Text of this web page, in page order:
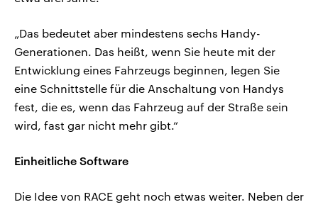
„Das bedeutet aber mindestens sechs Handy-
Generationen. Das heißt, wenn Sie heute mit der
Entwicklung eines Fahrzeugs beginnen, legen Sie
eine Schnittstelle für die Anschaltung von Handys
fest, die es, wenn das Fahrzeug auf der Straße sein
wird, fast gar nicht mehr gibt.“
Einheitliche Software
Die Idee von RACE geht noch etwas weiter. Neben der